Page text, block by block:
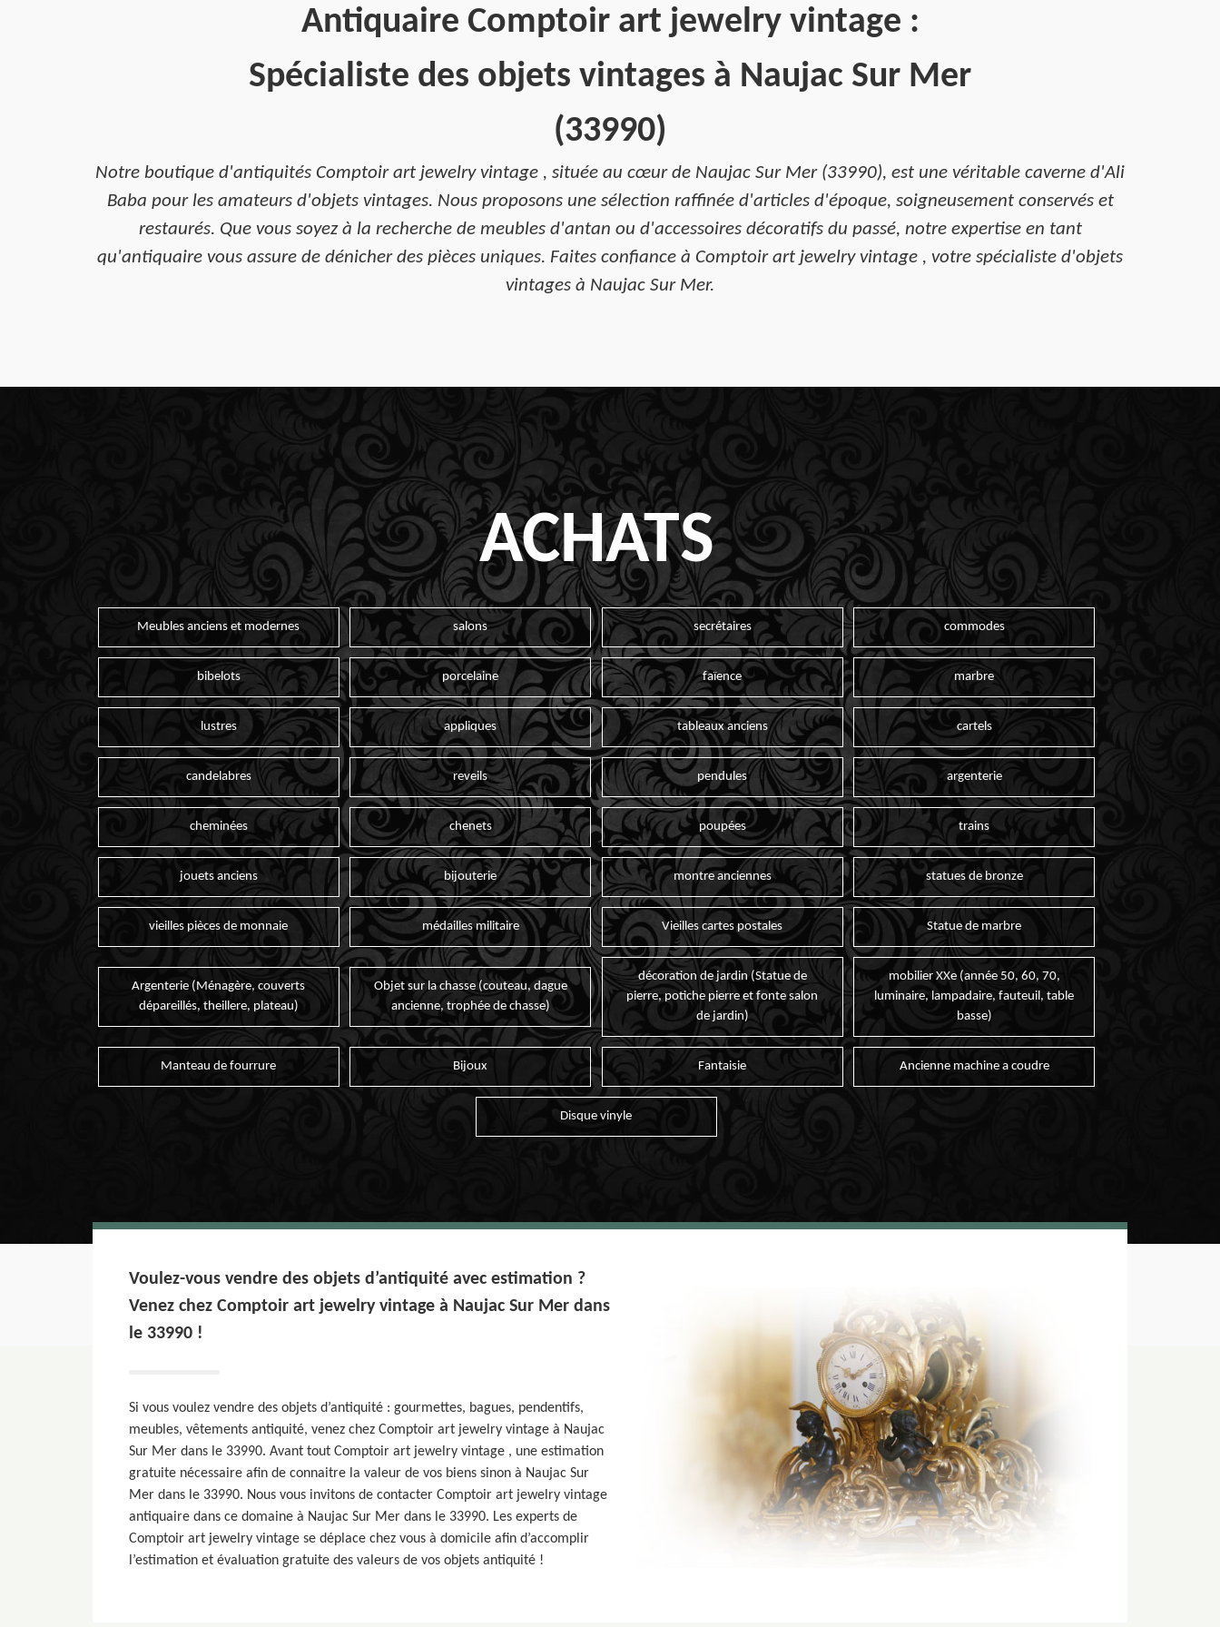
Antiquaire Comptoir art jewelry vintage :
Spécialiste des objets vintages à Naujac Sur Mer
(33990)
Notre boutique d'antiquités Comptoir art jewelry vintage , située au cœur de Naujac Sur Mer (33990), est une véritable caverne d'Ali
Baba pour les amateurs d'objets vintages. Nous proposons une sélection raffinée d'articles d'époque, soigneusement conservés et
restaurés. Que vous soyez à la recherche de meubles d'antan ou d'accessoires décoratifs du passé, notre expertise en tant
qu'antiquaire vous assure de dénicher des pièces uniques. Faites confiance à Comptoir art jewelry vintage , votre spécialiste d'objets
vintages à Naujac Sur Mer.
ACHATS
Meubles anciens et modernes salons secrétaires commodes
bibelots porcelaine faïence marbre
lustres appliques tableaux anciens cartels
candelabres reveils pendules argenterie
cheminées chenets poupées trains
jouets anciens bijouterie montre anciennes statues de bronze
vieilles pièces de monnaie médailles militaire Vieilles cartes postales Statue de marbre
Argenterie (Ménagère, couverts
dépareillés, theillere, plateau)
Objet sur la chasse (couteau, dague
ancienne, trophée de chasse)
décoration de jardin (Statue de
pierre, potiche pierre et fonte salon
de jardin)
mobilier XXe (année 50, 60, 70,
luminaire, lampadaire, fauteuil, table
basse)
Manteau de fourrure Bijoux Fantaisie Ancienne machine a coudre
Disque vinyle
Voulez-vous vendre des objets d’antiquité avec estimation ?
Venez chez Comptoir art jewelry vintage à Naujac Sur Mer dans
le 33990 !
Si vous voulez vendre des objets d’antiquité : gourmettes, bagues, pendentifs,
meubles, vêtements antiquité, venez chez Comptoir art jewelry vintage à Naujac
Sur Mer dans le 33990. Avant tout Comptoir art jewelry vintage , une estimation
gratuite nécessaire afin de connaitre la valeur de vos biens sinon à Naujac Sur
Mer dans le 33990. Nous vous invitons de contacter Comptoir art jewelry vintage
antiquaire dans ce domaine à Naujac Sur Mer dans le 33990. Les experts de
Comptoir art jewelry vintage se déplace chez vous à domicile afin d’accomplir
l’estimation et évaluation gratuite des valeurs de vos objets antiquité !